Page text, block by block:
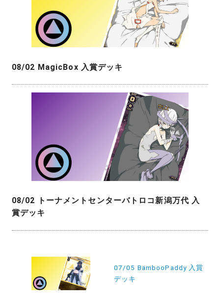
08/02 MagicBox 入賞デッキ
08/02 トーナメントセンターバトロコ新潟万代 入
賞デッキ
07/05 BambooPaddy 入賞
デッキ